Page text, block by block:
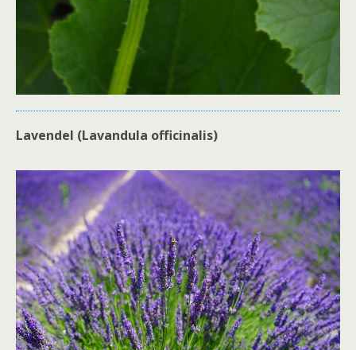
Lavendel (Lavandula officinalis)